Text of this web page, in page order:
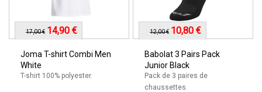
Joma T-shirt Combi Men
White
T-shirt 100% polyester.
17,00 € 14,90 €
Babolat 3 Pairs Pack
Junior Black
Pack de 3 paires de
chaussettes.
12,00 € 10,80 €